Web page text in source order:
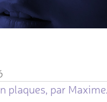
plaques, par Maxime.